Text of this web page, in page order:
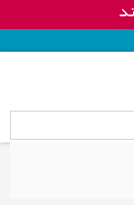
خرید کن